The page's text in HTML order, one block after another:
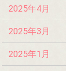
2025年4月
2025年3月
2025年1月